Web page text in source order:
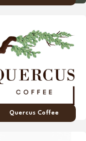
Quercus Coffee